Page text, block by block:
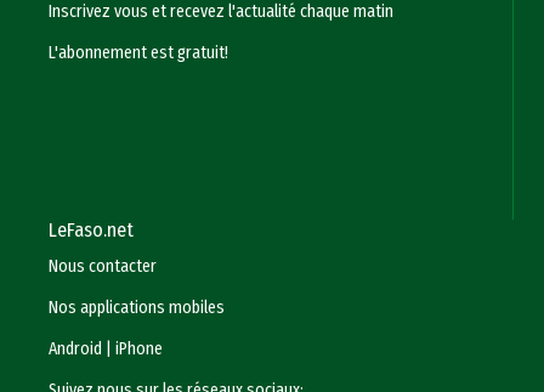
Inscrivez vous et recevez l'actualité chaque matin
L'abonnement est gratuit!
LeFaso.net
Nous contacter
Nos applications mobiles
Android
|iPhone